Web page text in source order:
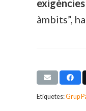
àmbits”,
Etiquetes:Grup